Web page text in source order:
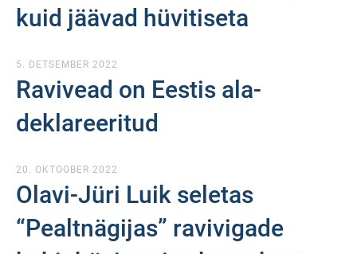
kuid jäävad hüvitiseta
5. DETSEMBER 2022
Ravivead on Eestis ala-
deklareeritud
20. OKTOOBER 2022
Olavi-Jüri Luik seletas
“Pealtnägijas” ravivigade